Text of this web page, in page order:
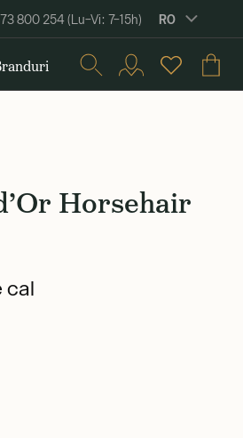
800 254 (Lu–Vi: 7–15h) RO
Horsehair
cal